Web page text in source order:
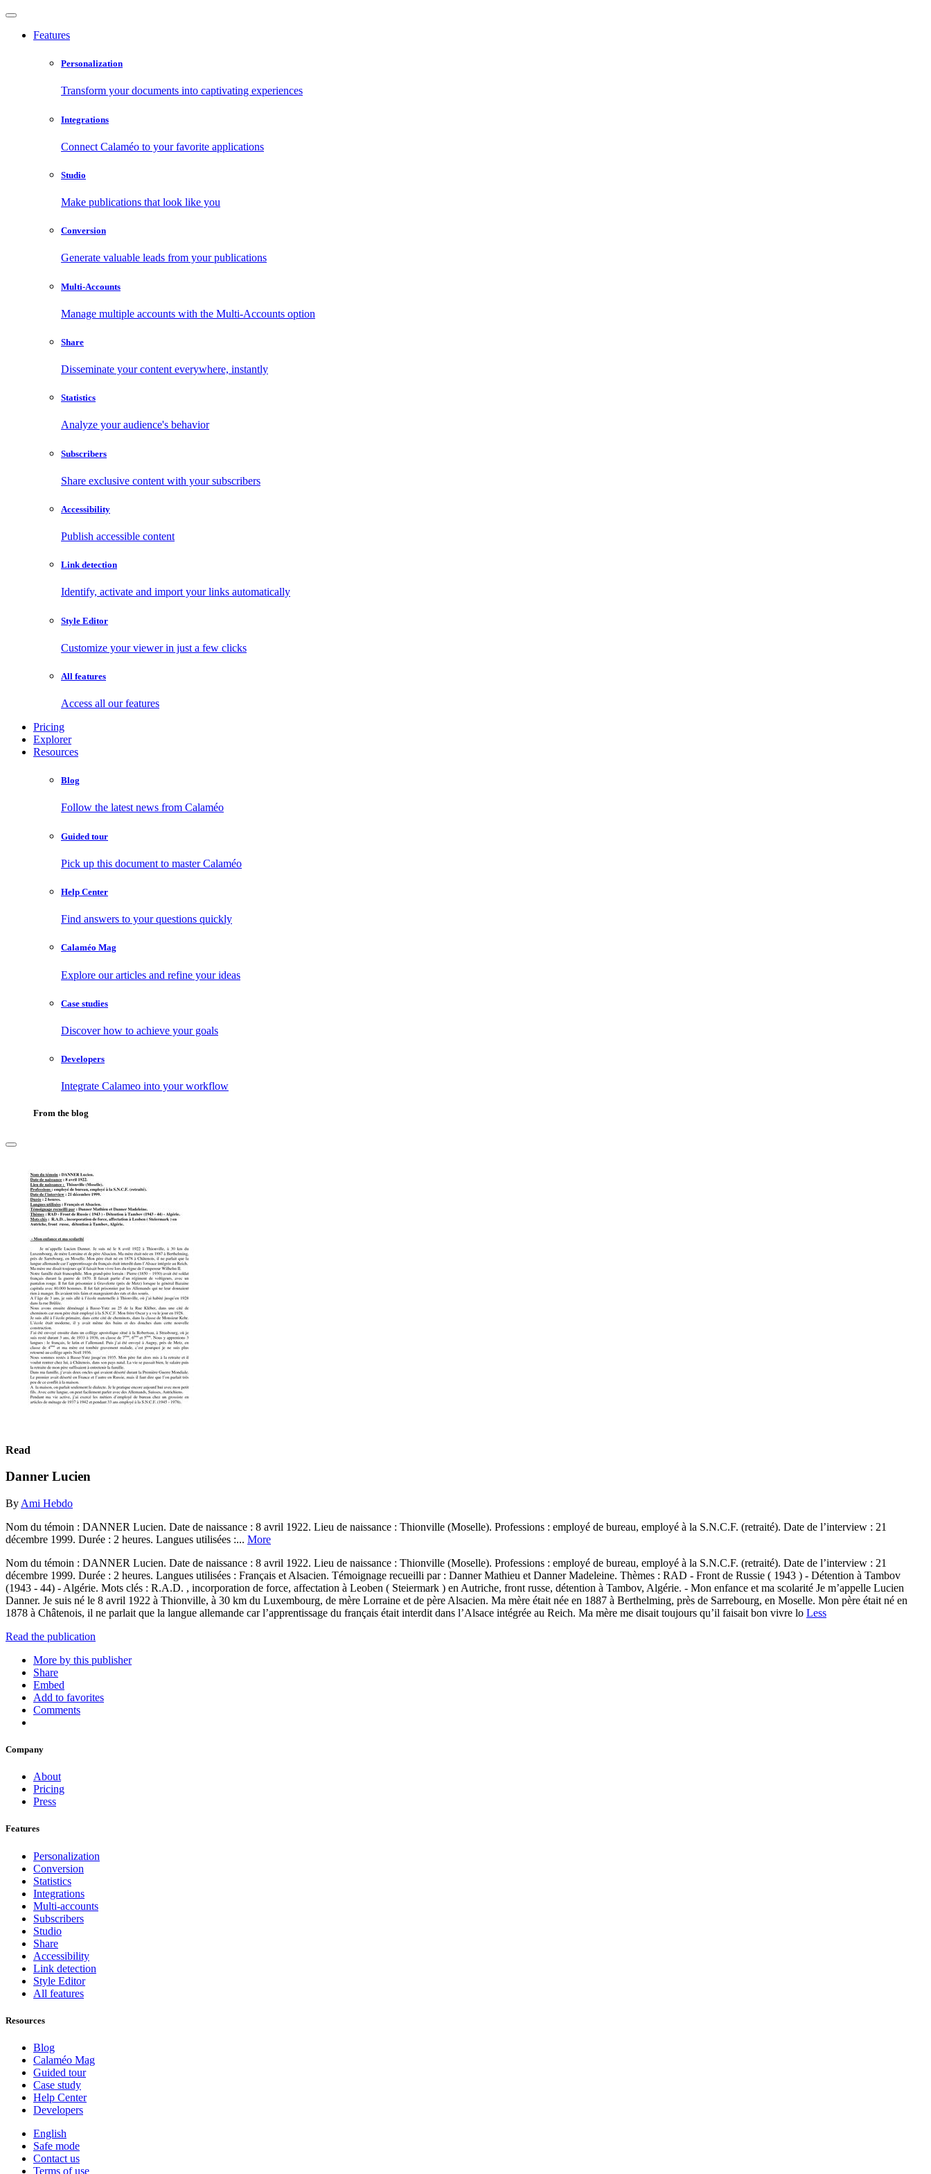
Features
Personalization
Transform your documents into captivating experiences
Integrations
Connect Calaméo to your favorite applications
Studio
Make publications that look like you
Conversion
Generate valuable leads from your publications
Multi-Accounts
Manage multiple accounts with the Multi-Accounts option
Share
Disseminate your content everywhere, instantly
Statistics
Analyze your audience's behavior
Subscribers
Share exclusive content with your subscribers
Accessibility
Publish accessible content
Link detection
Identify, activate and import your links automatically
Style Editor
Customize your viewer in just a few clicks
All features
Access all our features
Pricing
Explorer
Resources
Blog
Follow the latest news from Calaméo
Guided tour
Pick up this document to master Calaméo
Help Center
Find answers to your questions quickly
Calaméo Mag
Explore our articles and refine your ideas
Case studies
Discover how to achieve your goals
Developers
Integrate Calameo into your workflow
From the blog
Read
Danner Lucien
By Ami Hebdo
Nom du témoin : DANNER Lucien. Date de naissance : 8 avril 1922. Lieu de naissance : Thionville (Moselle). Professions : employé de bureau, employé à la S.N.C.F. (retraité). Date de l’interview : 21
décembre 1999. Durée : 2 heures. Langues utilisées :... More
Nom du témoin : DANNER Lucien. Date de naissance : 8 avril 1922. Lieu de naissance : Thionville (Moselle). Professions : employé de bureau, employé à la S.N.C.F. (retraité). Date de l’interview : 21
décembre 1999. Durée : 2 heures. Langues utilisées : Français et Alsacien. Témoignage recueilli par : Danner Mathieu et Danner Madeleine. Thèmes : RAD - Front de Russie ( 1943 ) - Détention à Tambov
(1943 - 44) - Algérie. Mots clés : R.A.D. , incorporation de force, affectation à Leoben ( Steiermark ) en Autriche, front russe, détention à Tambov, Algérie. - Mon enfance et ma scolarité Je m’appelle Lucien
Danner. Je suis né le 8 avril 1922 à Thionville, à 30 km du Luxembourg, de mère Lorraine et de père Alsacien. Ma mère était née en 1887 à Berthelming, près de Sarrebourg, en Moselle. Mon père était né en
1878 à Châtenois, il ne parlait que la langue allemande car l’apprentissage du français était interdit dans l’Alsace intégrée au Reich. Ma mère me disait toujours qu’il faisait bon vivre lo Less
Read the publication
More by this publisher
Share
Embed
Add to favorites
Comments
Company
About
Pricing
Press
Features
Personalization
Conversion
Statistics
Integrations
Multi-accounts
Subscribers
Studio
Share
Accessibility
Link detection
Style Editor
All features
Resources
Blog
Calaméo Mag
Guided tour
Case study
Help Center
Developers
English
Safe mode
Contact us
Terms of use